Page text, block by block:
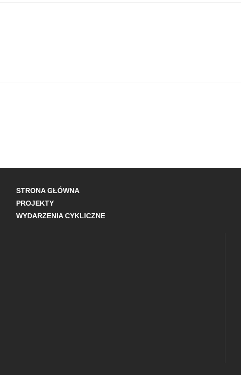
STRONA GŁÓWNA
PROJEKTY
WYDARZENIA CYKLICZNE